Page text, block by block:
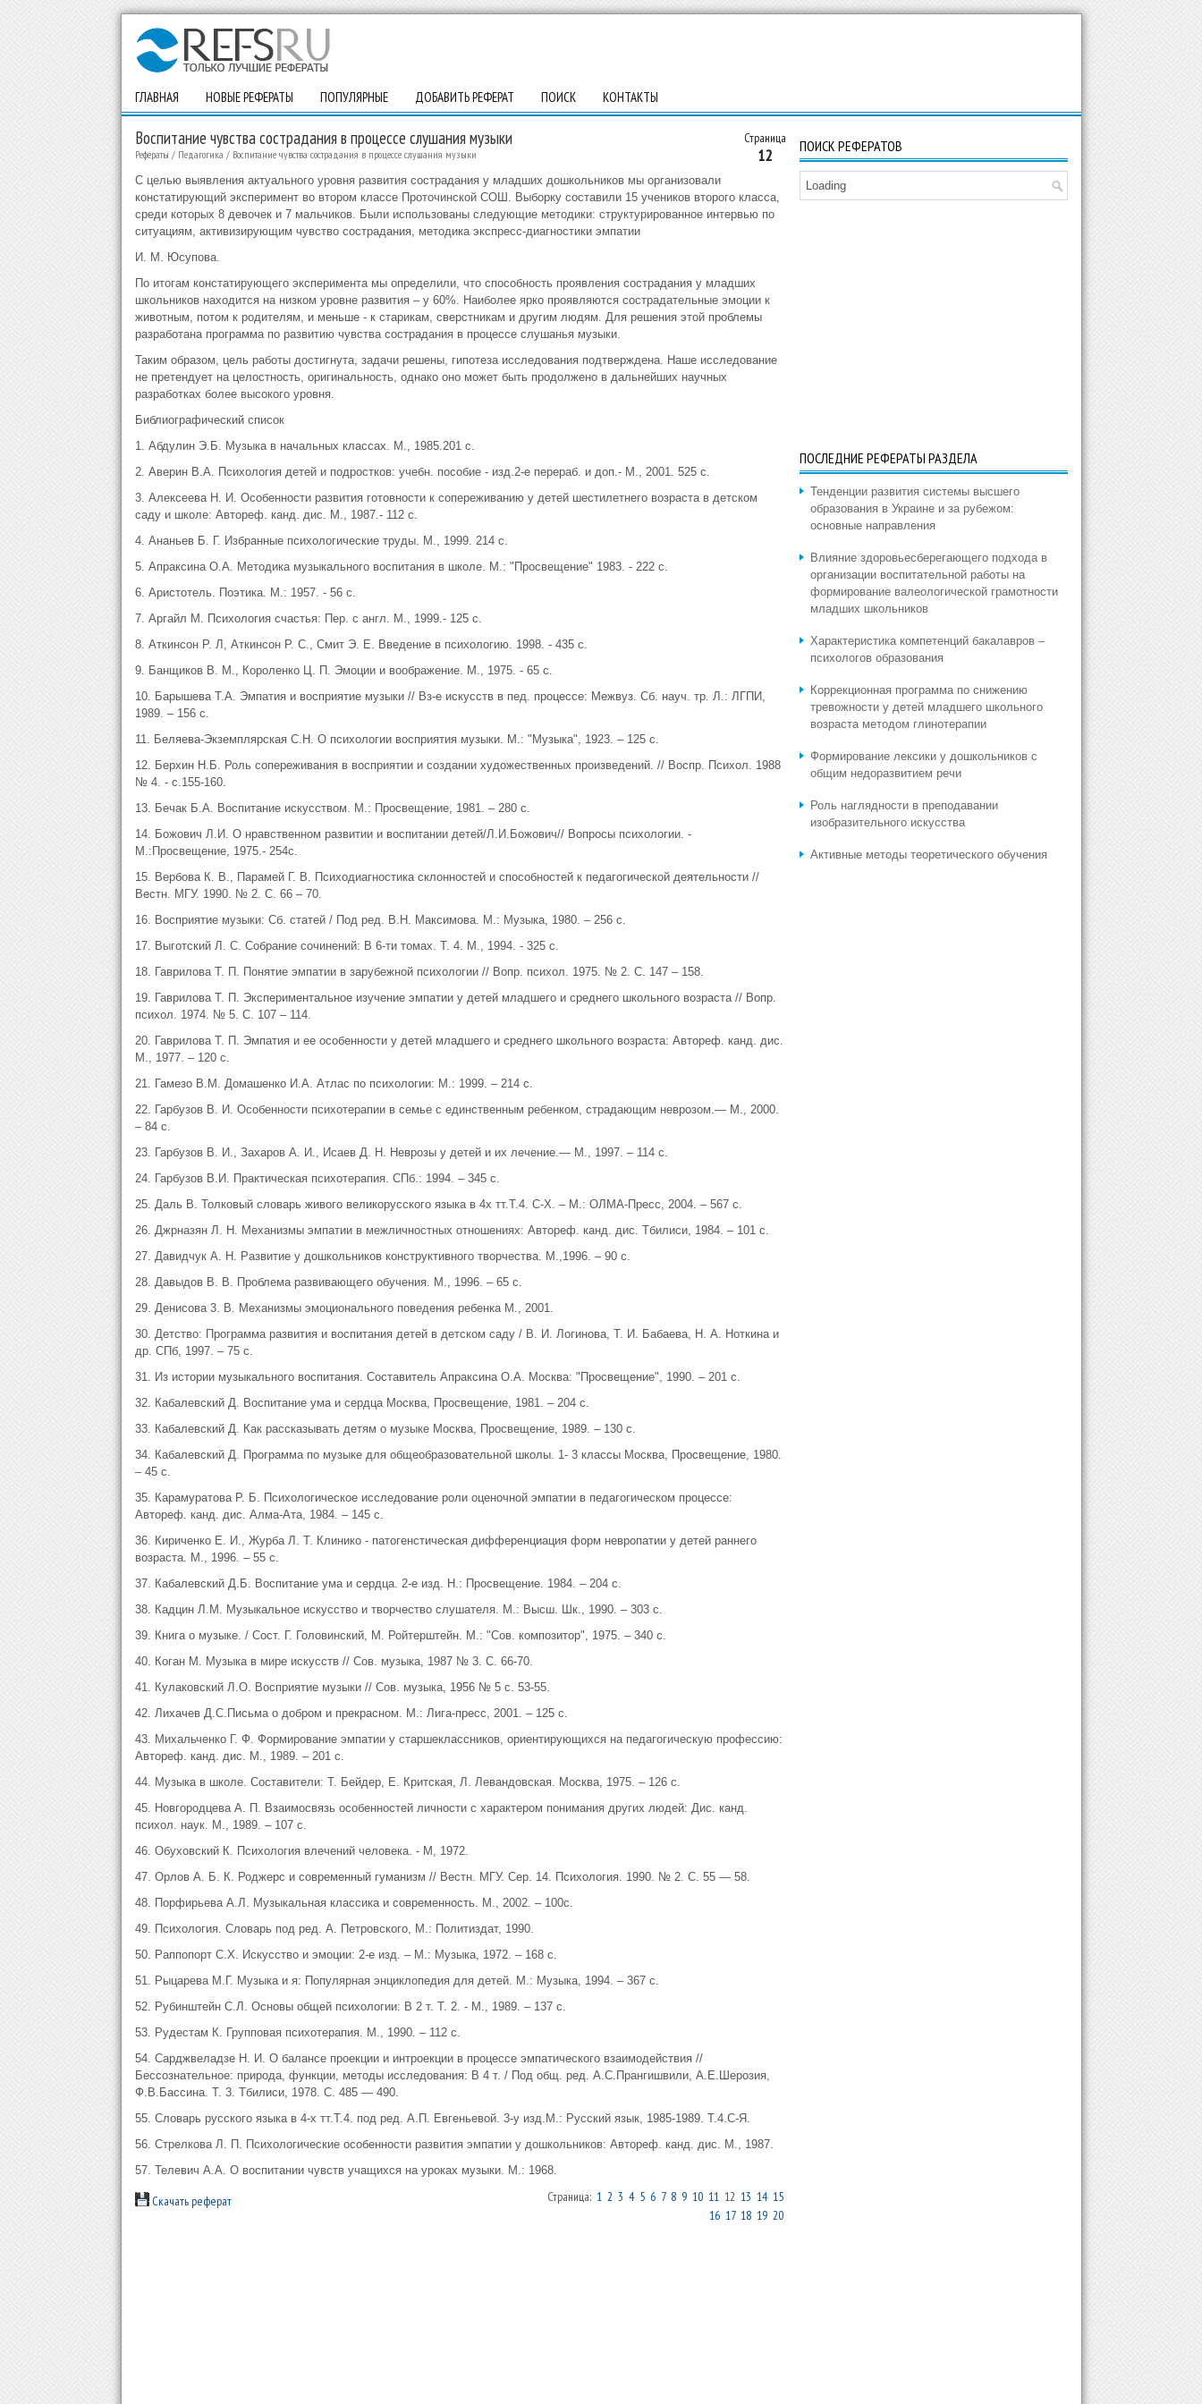
ГЛАВНАЯ НОВЫЕ РЕФЕРАТЫ ПОПУЛЯРНЫЕ ДОБАВИТЬ РЕФЕРАТ ПОИСК КОНТАКТЫ
Страница
12
Воспитание чувства сострадания в процессе слушания музыки
Рефераты / Педагогика / Воспитание чувства сострадания в процессе слушания музыки
С целью выявления актуального уровня развития сострадания у младших дошкольников мы организовали
констатирующий эксперимент во втором классе Проточинской СОШ. Выборку составили 15 учеников второго класса,
среди которых 8 девочек и 7 мальчиков. Были использованы следующие методики: структурированное интервью по
ситуациям, активизирующим чувство сострадания, методика экспресс-диагностики эмпатии
И. М. Юсупова.
По итогам констатирующего эксперимента мы определили, что способность проявления сострадания у младших
школьников находится на низком уровне развития – у 60%. Наиболее ярко проявляются сострадательные эмоции к
животным, потом к родителям, и меньше - к старикам, сверстникам и другим людям. Для решения этой проблемы
разработана программа по развитию чувства сострадания в процессе слушанья музыки.
Таким образом, цель работы достигнута, задачи решены, гипотеза исследования подтверждена. Наше исследование
не претендует на целостность, оригинальность, однако оно может быть продолжено в дальнейших научных
разработках более высокого уровня.
Библиографический список
1. Абдулин Э.Б. Музыка в начальных классах. М., 1985.201 с.
2. Аверин В.А. Психология детей и подростков: учебн. пособие - изд.2-е перераб. и доп.- М., 2001. 525 с.
3. Алексеева Н. И. Особенности развития готовности к сопереживанию у детей шестилетнего возраста в детском
саду и школе: Автореф. канд. дис. М., 1987.- 112 с.
4. Ананьев Б. Г. Избранные психологические труды. М., 1999. 214 с.
5. Апраксина О.А. Методика музыкального воспитания в школе. М.: "Просвещение" 1983. - 222 с.
6. Аристотель. Поэтика. М.: 1957. - 56 с.
7. Аргайл М. Психология счастья: Пер. с англ. М., 1999.- 125 с.
8. Аткинсон Р. Л, Аткинсон Р. С., Смит Э. Е. Введение в психологию. 1998. - 435 с.
9. Банщиков В. М., Короленко Ц. П. Эмоции и воображение. М., 1975. - 65 с.
10. Барышева Т.А. Эмпатия и восприятие музыки // Вз-е искусств в пед. процессе: Межвуз. Сб. науч. тр. Л.: ЛГПИ,
1989. – 156 с.
11. Беляева-Экземплярская С.Н. О психологии восприятия музыки. М.: "Музыка", 1923. – 125 с.
12. Берхин Н.Б. Роль сопереживания в восприятии и создании художественных произведений. // Воспр. Психол. 1988
№ 4. - с.155-160.
13. Бечак Б.А. Воспитание искусством. М.: Просвещение, 1981. – 280 с.
14. Божович Л.И. О нравственном развитии и воспитании детей/Л.И.Божович// Вопросы психологии. -
М.:Просвещение, 1975.- 254с.
15. Вербова К. В., Парамей Г. В. Психодиагностика склонностей и способностей к педагогической деятельности //
Вестн. МГУ. 1990. № 2. С. 66 – 70.
16. Восприятие музыки: Сб. статей / Под ред. В.Н. Максимова. М.: Музыка, 1980. – 256 с.
17. Выготский Л. С. Собрание сочинений: В 6-ти томах. Т. 4. М., 1994. - 325 с.
18. Гаврилова Т. П. Понятие эмпатии в зарубежной психологии // Вопр. психол. 1975. № 2. С. 147 – 158.
19. Гаврилова Т. П. Экспериментальное изучение эмпатии у детей младшего и среднего школьного возраста // Вопр.
психол. 1974. № 5. С. 107 – 114.
20. Гаврилова Т. П. Эмпатия и ее особенности у детей младшего и среднего школьного возраста: Автореф. канд. дис.
М., 1977. – 120 с.
21. Гамезо В.М. Домашенко И.А. Атлас по психологии: М.: 1999. – 214 с.
22. Гарбузов В. И. Особенности психотерапии в семье с единственным ребенком, страдающим неврозом.— М., 2000.
– 84 с.
23. Гарбузов В. И., Захаров А. И., Исаев Д. Н. Неврозы у детей и их лечение.— М., 1997. – 114 с.
24. Гарбузов В.И. Практическая психотерапия. СПб.: 1994. – 345 с.
25. Даль В. Толковый словарь живого великорусского языка в 4х тт.Т.4. С-Х. – М.: ОЛМА-Пресс, 2004. – 567 с.
26. Джрназян Л. Н. Механизмы эмпатии в межличностных отношениях: Автореф. канд. дис. Тбилиси, 1984. – 101 с.
27. Давидчук А. Н. Развитие у дошкольников конструктивного творчества. М.,1996. – 90 с.
28. Давыдов В. В. Проблема развивающего обучения. М., 1996. – 65 с.
29. Денисова 3. В. Механизмы эмоционального поведения ребенка М., 2001.
30. Детство: Программа развития и воспитания детей в детском саду / В. И. Логинова, Т. И. Бабаева, Н. А. Ноткина и
др. СПб, 1997. – 75 с.
31. Из истории музыкального воспитания. Составитель Апраксина О.А. Москва: "Просвещение", 1990. – 201 с.
32. Кабалевский Д. Воспитание ума и сердца Москва, Просвещение, 1981. – 204 с.
33. Кабалевский Д. Как рассказывать детям о музыке Москва, Просвещение, 1989. – 130 с.
34. Кабалевский Д. Программа по музыке для общеобразовательной школы. 1- 3 классы Москва, Просвещение, 1980.
– 45 с.
35. Карамуратова Р. Б. Психологическое исследование роли оценочной эмпатии в педагогическом процессе:
Автореф. канд. дис. Алма-Ата, 1984. – 145 с.
36. Кириченко Е. И., Журба Л. Т. Клинико - патогенстическая дифференциация форм невропатии у детей раннего
возраста. М., 1996. – 55 с.
37. Кабалевский Д.Б. Воспитание ума и сердца. 2-е изд. Н.: Просвещение. 1984. – 204 с.
38. Кадцин Л.М. Музыкальное искусство и творчество слушателя. М.: Высш. Шк., 1990. – 303 с.
39. Книга о музыке. / Сост. Г. Головинский, М. Ройтерштейн. М.: "Сов. композитор", 1975. – 340 с.
40. Коган М. Музыка в мире искусств // Сов. музыка, 1987 № 3. С. 66-70.
41. Кулаковский Л.О. Восприятие музыки // Сов. музыка, 1956 № 5 с. 53-55.
42. Лихачев Д.С.Письма о добром и прекрасном. М.: Лига-пресс, 2001. – 125 с.
43. Михальченко Г. Ф. Формирование эмпатии у старшеклассников, ориентирующихся на педагогическую профессию:
Автореф. канд. дис. М., 1989. – 201 с.
44. Музыка в школе. Составители: Т. Бейдер, Е. Критская, Л. Левандовская. Москва, 1975. – 126 с.
45. Новгородцева А. П. Взаимосвязь особенностей личности с характером понимания других людей: Дис. канд.
психол. наук. М., 1989. – 107 с.
46. Обуховский К. Психология влечений человека. - М, 1972.
47. Орлов А. Б. К. Роджерс и современный гуманизм // Вестн. МГУ. Сер. 14. Психология. 1990. № 2. С. 55 — 58.
48. Порфирьева А.Л. Музыкальная классика и современность. М., 2002. – 100с.
49. Психология. Словарь под ред. А. Петровского, М.: Политиздат, 1990.
50. Раппопорт С.Х. Искусство и эмоции: 2-е изд. – М.: Музыка, 1972. – 168 с.
51. Рыцарева М.Г. Музыка и я: Популярная энциклопедия для детей. М.: Музыка, 1994. – 367 с.
52. Рубинштейн С.Л. Основы общей психологии: В 2 т. Т. 2. - М., 1989. – 137 с.
53. Рудестам К. Групповая психотерапия. М., 1990. – 112 с.
54. Сарджвеладзе Н. И. О балансе проекции и интроекции в процессе эмпатического взаимодействия //
Бессознательное: природа, функции, методы исследования: В 4 т. / Под общ. ред. А.С.Прангишвили, А.Е.Шерозия,
Ф.В.Бассина. Т. 3. Тбилиси, 1978. С. 485 — 490.
55. Словарь русского языка в 4-х тт.Т.4. под ред. А.П. Евгеньевой. 3-у изд.М.: Русский язык, 1985-1989. Т.4.С-Я.
56. Стрелкова Л. П. Психологические особенности развития эмпатии у дошкольников: Автореф. канд. дис. М., 1987.
57. Телевич А.А. О воспитании чувств учащихся на уроках музыки. М.: 1968.
Скачать реферат Страница: 1 2 3 4 5 6 7 8 9 10 1112 13 14 15
16 17 18 19 20
ПОИСК РЕФЕРАТОВ
Loading
ПОСЛЕДНИЕ РЕФЕРАТЫ РАЗДЕЛА
Тенденции развития системы высшего
образования в Украине и за рубежом:
основные направления
Влияние здоровьесберегающего подхода в
организации воспитательной работы на
формирование валеологической грамотности
младших школьников
Характеристика компетенций бакалавров –
психологов образования
Коррекционная программа по снижению
тревожности у детей младшего школьного
возраста методом глинотерапии
Формирование лексики у дошкольников с
общим недоразвитием речи
Роль наглядности в преподавании
изобразительного искусства
Активные методы теоретического обучения